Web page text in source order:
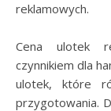
reklamowych.
Cena ulotek
czynnikiem dla
ulotek, które
przygotowania.